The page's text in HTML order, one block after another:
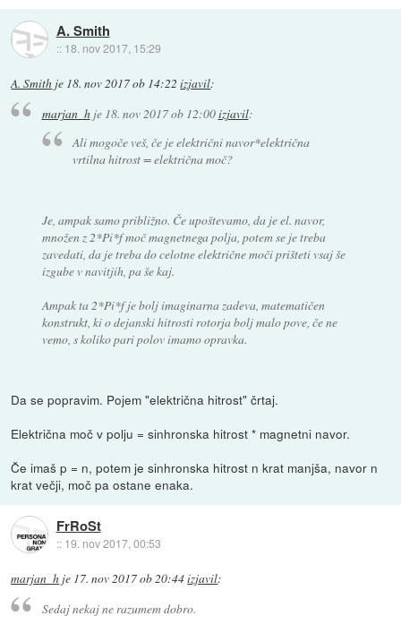
A. Smith
:: 18. nov 2017, 15:29
A. Smith je 18. nov 2017 ob 14:22 izjavil:
marjan_hje 18. nov 2017 ob 12:00izjavil:
Ali mogoče veš, če je električni navor*električna
vrtilna hitrost = električna moč?
Je, ampak samo približno. Če upoštevamo, da je el. navor,
množen z 2*Pi*f moč magnetnega polja, potem se je treba
zavedati, da je treba do celotne električne moči prišteti vsaj še
izgube v navitjih, pa še kaj.
Ampak ta 2*Pi*f je bolj imaginarna zadeva, matematičen
konstrukt, ki o dejanski hitrosti rotorja bolj malo pove, če ne
vemo, s koliko pari polov imamo opravka.
Da se popravim. Pojem "električna hitrost" črtaj.
Električna moč v polju = sinhronska hitrost * magnetni navor.
Če imaš p = n, potem je sinhronska hitrost n krat manjša, navor n
krat večji, moč pa ostane enaka.
FrRoSt
:: 19. nov 2017, 00:53
marjan_h je 17. nov 2017 ob 20:44izjavil:
Sedaj nekaj ne razumem dobro.